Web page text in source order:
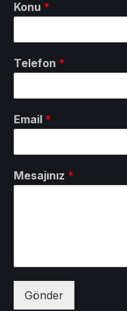
Konu *
Telefon *
Email *
Mesajınız *
Gönder